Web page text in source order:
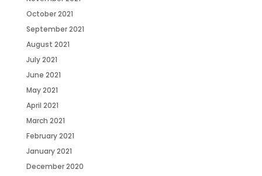
October 2021
September 2021
August 2021
July 2021
June 2021
May 2021
April 2021
March 2021
February 2021
January 2021
December 2020